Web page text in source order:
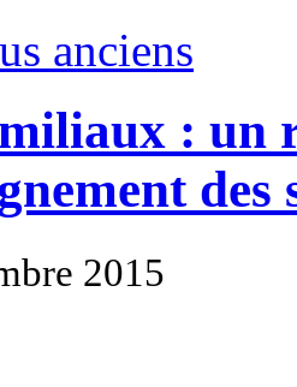
anciens
: un
des
2015